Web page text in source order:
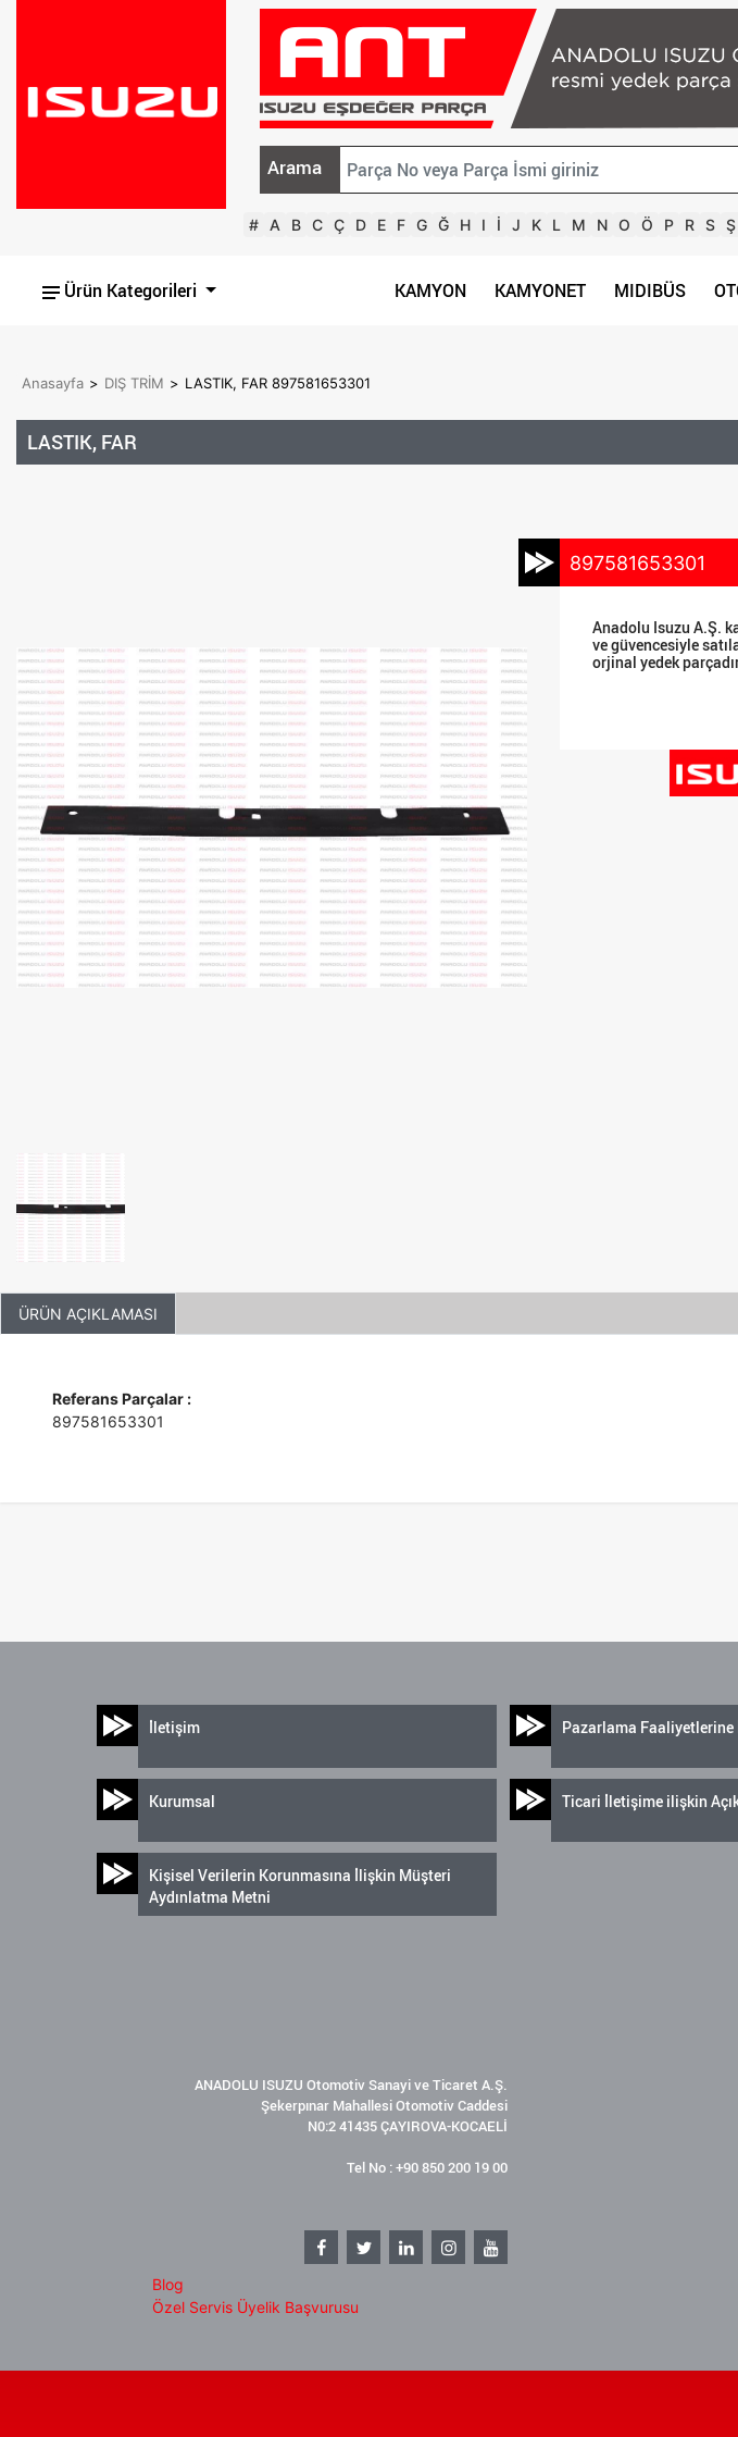
Arama
# A B C Ç D E F G Ğ H I İ J K L M N O Ö P R S Ş
Ürün Kategorileri KAMYON KAMYONET MIDIBÜS
Anasayfa > DIŞ TRİM > LASTIK, FAR 897581653301
LASTIK, FAR
897581653301
Anadolu Isuzu A.Ş.
ve güvencesiyle
orjinal yedek
ÜRÜN AÇIKLAMASI
Referans Parçalar :
897581653301
İletişim
Kurumsal
Kişisel Verilerin Korunmasına İlişkin Müşteri
Aydınlatma Metni
Pazarlama Faaliyetlerine
Ticari İletişime ilişkin
ANADOLU ISUZU Otomotiv Sanayi ve Ticaret A.Ş.
Şekerpınar Mahallesi Otomotiv Caddesi
N0:2 41435 ÇAYIROVA-KOCAELİ
Tel No : +90 850 200 19 00
Blog
Özel Servis Üyelik Başvurusu